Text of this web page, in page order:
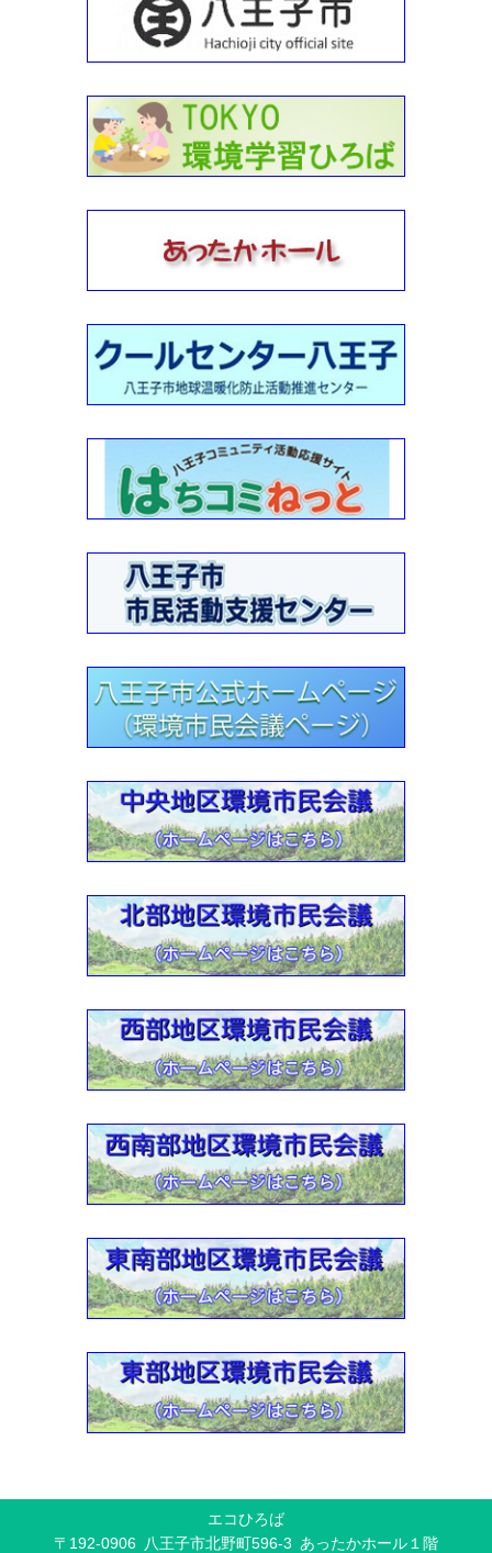
2023川の学習サポーター養成講座（第2期）
2023-02-26
2023年3月末日：もったいないコーナー終了のお知らせ
2022-12-10
2022年10月29日：多摩丘陵の植物を観察しながら歩こう《
自然体験講座 》・実施報告
2022年10月22日：めじろ台周辺の身近な歴史と文化探索《
自然体験講座 》・実施報告
2022年10月・川の学習（環境学習支援）報告2
2022年10月・川の学習（環境学習支援）報告
2022-10-19
2022年10月16日：秋の花を求めて公園巡り《 自然体験講座
2022年9月・川の学習（環境学習支援）報告２
2022-09-17
2022年9月・川の学習（環境学習支援）報告
「川の学習サポーター養成講座」 受付要項・2022
2022-03-24
北部地区環境市民会議活動紹介【動画】
2022-03-24
東南部地区環境市民会議活動紹介【動画】
2022-01-13
2022-01-13
中央地区環境市民会議活動紹介【動画】
2022-01-13
西南部地区環境市民会議活動紹介【動画】
2021-07-30
2021年度 環境教育支援
各環境市民会議リンク集ー【2021年6月30日版】
2021-03-23
2020年度 環境教育支援 活動報告
2021-03-21
エコひろばの講座は「はちエコポイント」の対象です【再度
八王子ではじめよう！ ダンボールコンポスト【動画】
エコひろば
〒192-0906 八王子市北野町596-3 あったかホール１階